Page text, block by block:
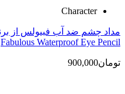
Character
Fabulous Waterproof Eye Pencil
تومان900,000